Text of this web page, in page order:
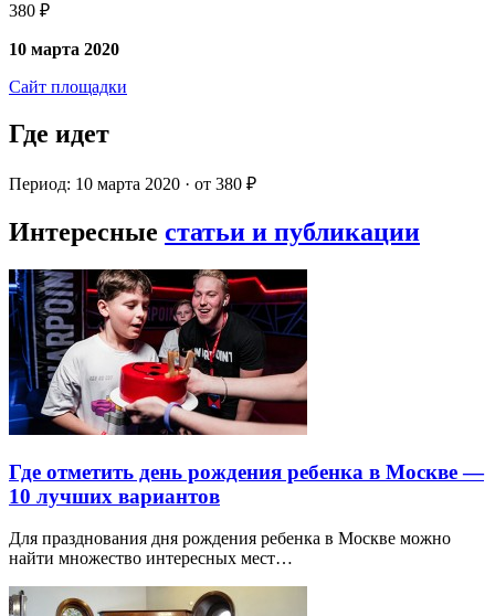
380 ₽
10 марта 2020
Сайт площадки
Где идет
Период: 10 марта 2020 · от 380 ₽
Интересные статьи и публикации
Где отметить день рождения ребенка в Москве —
10 лучших вариантов
Для празднования дня рождения ребенка в Москве можно
найти множество интересных мест…